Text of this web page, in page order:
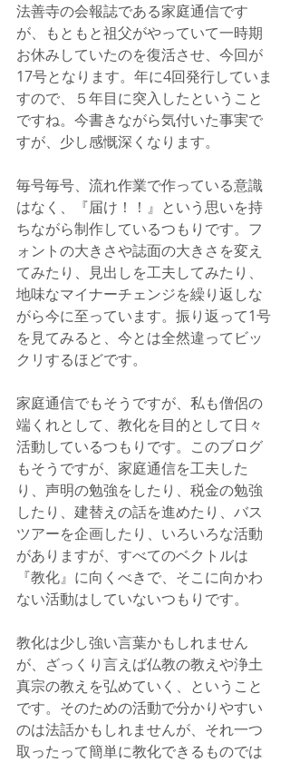
法善寺の会報誌である家庭通信です
が、もともと祖父がやっていて一時期
お休みしていたのを復活させ、今回が
17号となります。年に4回発行していま
すので、５年目に突入したということ
ですね。今書きながら気付いた事実で
すが、少し感慨深くなります。
毎号毎号、流れ作業で作っている意識
はなく、『届け！！』という思いを持
ちながら制作しているつもりです。フ
ォントの大きさや誌面の大きさを変え
てみたり、見出しを工夫してみたり、
地味なマイナーチェンジを繰り返しな
がら今に至っています。振り返って1号
を見てみると、今とは全然違ってビッ
クリするほどです。
家庭通信でもそうですが、私も僧侶の
端くれとして、教化を目的として日々
活動しているつもりです。このブログ
もそうですが、家庭通信を工夫した
り、声明の勉強をしたり、税金の勉強
したり、建替えの話を進めたり、バス
ツアーを企画したり、いろいろな活動
がありますが、すべてのベクトルは
『教化』に向くべきで、そこに向かわ
ない活動はしていないつもりです。
教化は少し強い言葉かもしれません
が、ざっくり言えば仏教の教えや浄土
真宗の教えを弘めていく、ということ
です。そのための活動で分かりやすい
のは法話かもしれませんが、それ一つ
取ったって簡単に教化できるものでは